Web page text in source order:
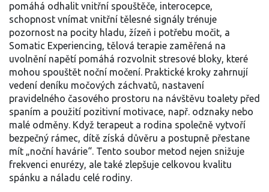
pomáhá odhalit vnitřní spouštěče, interocepce,
schopnost vnímat vnitřní tělesné signály trénuje
pozornost na pocity hladu, žízeň i potřebu močit, a
Somatic Experiencing, tělová terapie zaměřená na
uvolnění napětí pomáhá rozvolnit stresové bloky, které
mohou spouštět noční močení. Praktické kroky zahrnují
vedení deníku močových záchvatů, nastavení
pravidelného časového prostoru na návštěvu toalety před
spaním a použití pozitivní motivace, např. odznaky nebo
malé odměny. Když terapeut a rodina společně vytvoří
bezpečný rámec, dítě získá důvěru a postupně přestane
mít „noční havárie“. Tento soubor metod nejen snižuje
frekvenci enurézy, ale také zlepšuje celkovou kvalitu
spánku a náladu celé rodiny.